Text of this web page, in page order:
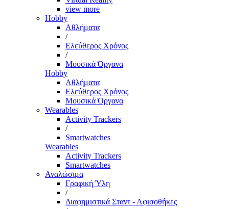
view more
Hobby
Αθλήματα
/
Ελεύθερος Χρόνος
/
Μουσικά Όργανα
Hobby
Αθλήματα
Ελεύθερος Χρόνος
Μουσικά Όργανα
Wearables
Activity Trackers
/
Smartwatches
Wearables
Activity Trackers
Smartwatches
Αναλώσιμα
Γραφική Ύλη
/
Διαφημιστικά Σταντ - Αφισοθήκες